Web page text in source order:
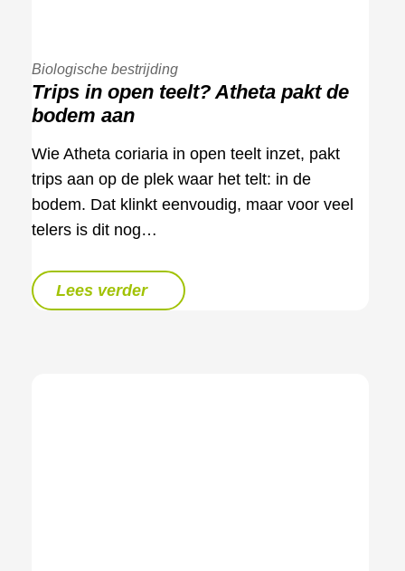
Biologische bestrijding
Trips in open teelt? Atheta pakt de
bodem aan
Wie Atheta coriaria in open teelt inzet, pakt
trips aan op de plek waar het telt: in de
bodem. Dat klinkt eenvoudig, maar voor veel
telers is dit nog…
Lees verder